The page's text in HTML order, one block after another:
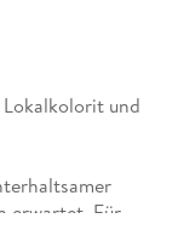
und
erwartet. Für